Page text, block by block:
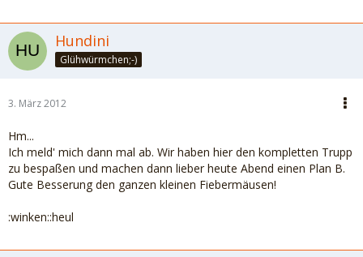
Hundini
Glühwürmchen;-)
3. März 2012
Hm...
Ich meld' mich dann mal ab. Wir haben hier den kompletten Trupp
zu bespaßen und machen dann lieber heute Abend einen Plan B.
Gute Besserung den ganzen kleinen Fiebermäusen!
:winken::heul